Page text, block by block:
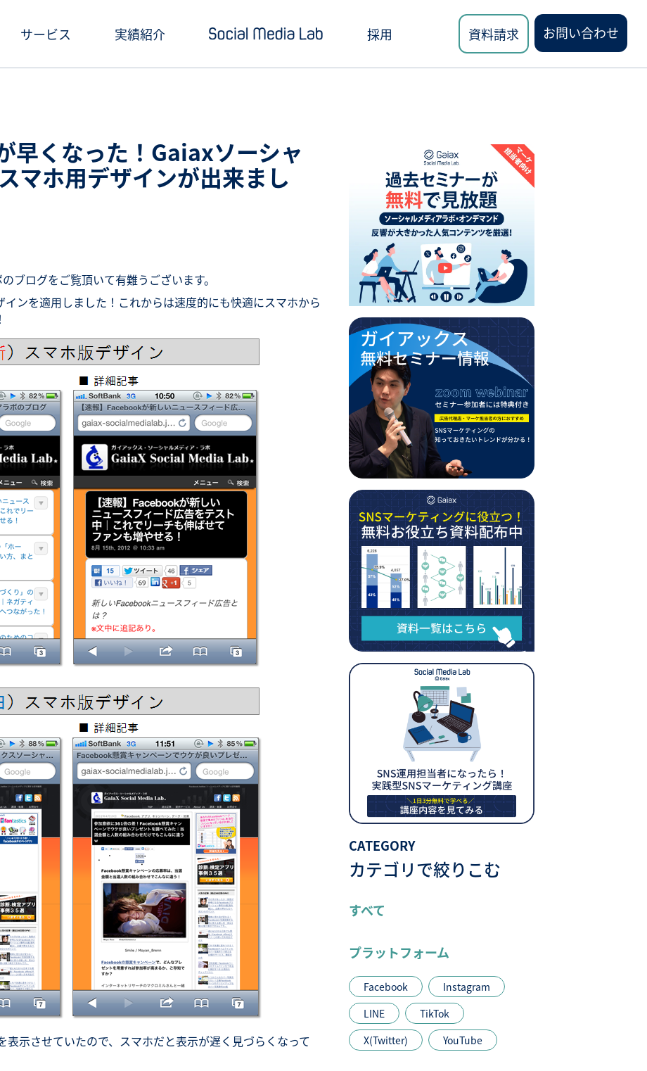
サービス
クリエイティブ制作・撮影
SNS投稿キャンペーン
SNS広告運用
SNS勉強会・eラーニング
実績紹介
お役立ち資料ダウンロード
Social Media Lab講座
採用 資料請求 お問い合わせ
早くなった！Gaiaxソーシャ
マホ用デザインが出来まし
ブログをご覧頂いて有難うございます。
ンを適用しました！これからは速度的にも快適にスマホから
表示させていたので、スマホだと表示が遅く見づらくなって
CATEGORY
カテゴリで絞りこむ
すべて
プラットフォーム
Facebook
Instagram
LINE
TikTok
X(Twitter)
YouTube